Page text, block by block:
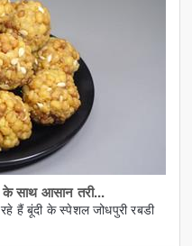
के साथ आसान तरी...
हैं बूंदी के स्पेशल जोधपुरी रबडी